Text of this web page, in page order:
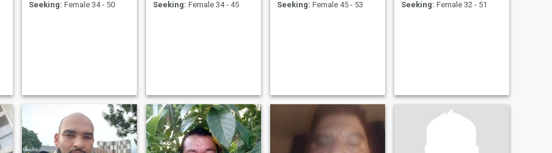
Seeking: Female 34 - 50
Seeking: Female 34 - 45
Seeking: Female 45 - 53
Seeking: Female 32 - 51